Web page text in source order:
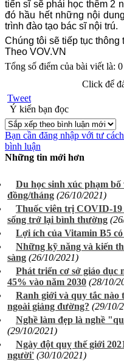
tiến sĩ sẽ phải học thêm 2
đó hầu hết những nội
trình đào tạo bác sĩ nội trú.
Chúng tôi sẽ tiếp tục thông
Theo VOV.VN
Tổng số điểm của bài viết là:
Click để
Tweet
Ý kiến bạn đọc
Bạn cần đăng nhập với tư
bình luận
Những tin mới hơn
Du học sinh xúc phạm
đồng/tháng (26/10/2021)
Thuốc viên trị COVID-19
sống trở lại bình thường
Lợi ích của Vitamin B5
Những kỹ năng và kiến
sàng (26/10/2021)
Phát triển cơ sở giáo dục
45% vào năm 2030 (28/10/
Ranh giới và quy tắc nào
ngoài giảng đường? (29/10/
Nghề làm đẹp là nghề
(29/10/2021)
Ngày đột quỵ thế giới
người' (30/10/2021)